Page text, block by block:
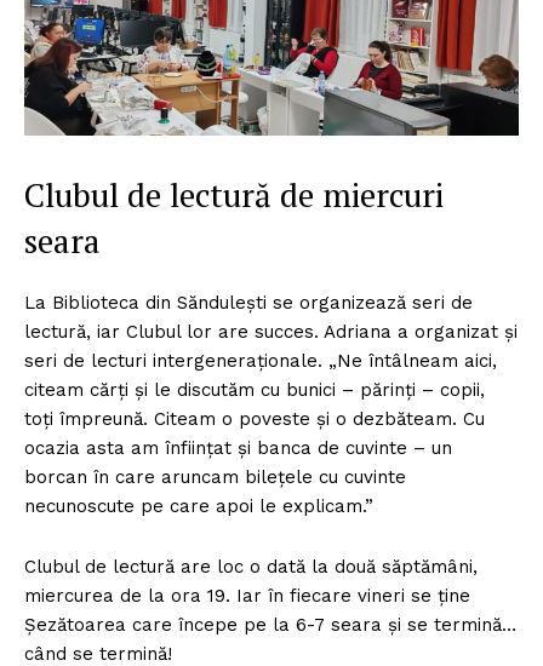
Clubul de lectură de miercuri
seara
La Biblioteca din Săndulești se organizează seri de
lectură, iar Clubul lor are succes. Adriana a organizat și
seri de lecturi intergeneraționale. „Ne întâlneam aici,
citeam cărți și le discutăm cu bunici – părinți – copii,
toți împreună. Citeam o poveste și o dezbăteam. Cu
ocazia asta am înființat și banca de cuvinte – un
borcan în care aruncam bilețele cu cuvinte
necunoscute pe care apoi le explicam.”
Clubul de lectură are loc o dată la două săptămâni,
miercurea de la ora 19. Iar în fiecare vineri se ține
Șezătoarea care începe pe la 6-7 seara și se termină…
când se termină!